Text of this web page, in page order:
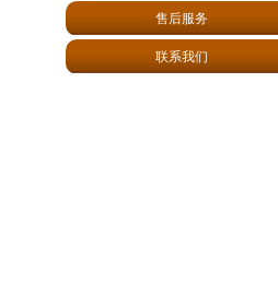
售后服务
联系我们